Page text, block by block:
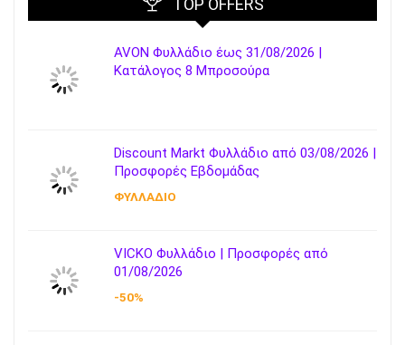
TOP OFFERS
AVON Φυλλάδιο έως 31/08/2026 |
Κατάλογος 8 Μπροσούρα
Discount Markt Φυλλάδιο από 03/08/2026 |
Προσφορές Εβδομάδας
ΦΥΛΛΑΔΙΟ
VICKO Φυλλάδιο | Προσφορές από
01/08/2026
-50%